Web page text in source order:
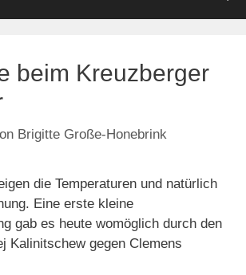
beim Kreuzberger
Brigitte Große-Honebrink
die Temperaturen und natürlich
Eine erste kleine
gab es heute womöglich durch den
Kalinitschew gegen Clemens